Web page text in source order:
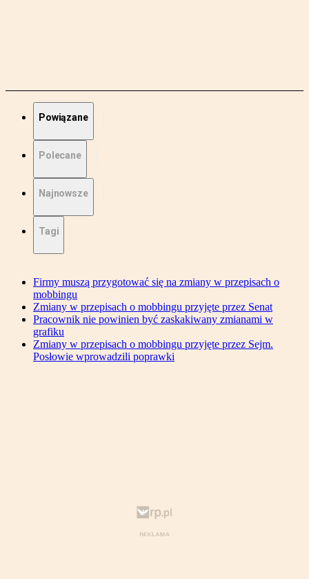
Powiązane
Polecane
Najnowsze
Tagi
Firmy muszą przygotować się na zmiany w przepisach o
mobbingu
Zmiany w przepisach o mobbingu przyjęte przez Senat
Pracownik nie powinien być zaskakiwany zmianami w
grafiku
Zmiany w przepisach o mobbingu przyjęte przez Sejm.
Posłowie wprowadzili poprawki